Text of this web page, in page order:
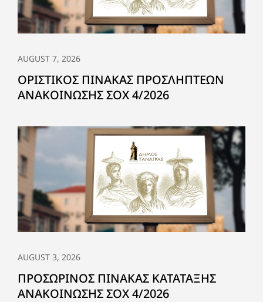
AUGUST 7, 2026
ΟΡΙΣΤΙΚΟΣ ΠΙΝΑΚΑΣ ΠΡΟΣΛΗΠΤΕΩΝ
ΑΝΑΚΟΙΝΩΣΗΣ ΣΟΧ 4/2026
AUGUST 3, 2026
ΠΡΟΣΩΡΙΝΟΣ ΠΙΝΑΚΑΣ ΚΑΤΑΤΑΞΗΣ
ΑΝΑΚΟΙΝΩΣΗΣ ΣΟΧ 4/2026